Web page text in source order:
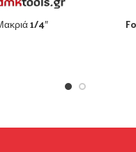
1/4″